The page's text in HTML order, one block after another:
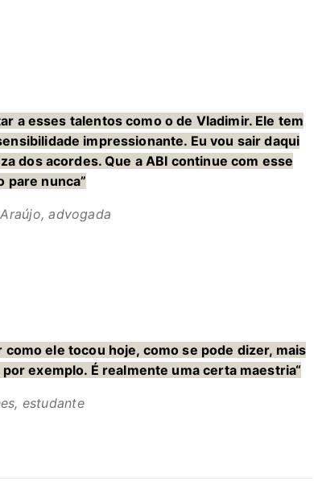
a esses talentos como o de Vladimir. Ele tem
impressionante. Eu vou sair daqui
dos acordes. Que a ABI continue com esse
pare nunca”
advogada
como ele tocou hoje, como se pode dizer, mais
exemplo. É realmente uma certa maestria“
estudante